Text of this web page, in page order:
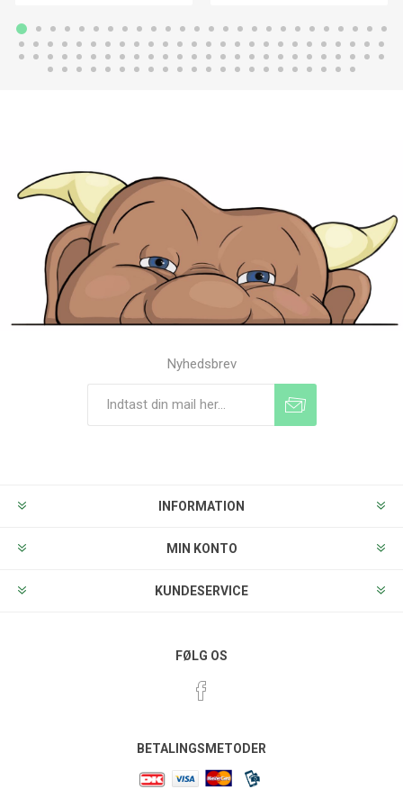
Nyhedsbrev
INFORMATION
MIN KONTO
KUNDESERVICE
FØLG OS
BETALINGSMETODER